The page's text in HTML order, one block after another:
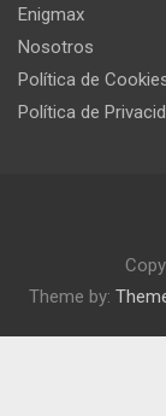
Enigmax
Nosotros
Política de
Política de
Theme by: